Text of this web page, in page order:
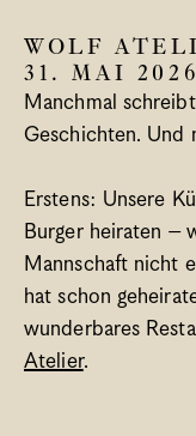
WOLF
31. MAI 2026
Manchmal
Geschichten. Und
Erstens: Unsere
Burger heiraten –
Mannschaft nicht
hat schon
wunderbares
Atelier.